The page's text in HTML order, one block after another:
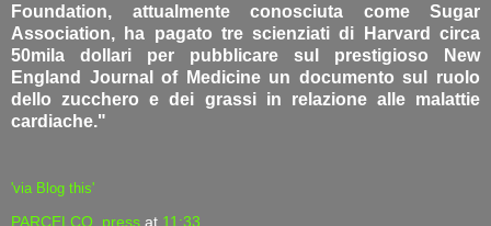
Foundation, attualmente conosciuta come Sugar
Association, ha pagato tre scienziati di Harvard circa
50mila dollari per pubblicare sul prestigioso New
England Journal of Medicine un documento sul ruolo
dello zucchero e dei grassi in relazione alle malattie
cardiache."
'via Blog this'
PARCELCO_press at 11:33